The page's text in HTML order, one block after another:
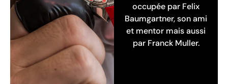
occupée par Felix
Baumgartner, son ami
et mentor mais aussi
par Franck Muller.